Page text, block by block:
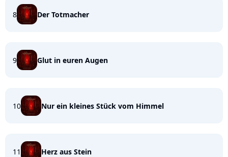
8 Der Totmacher
9 Glut in euren Augen
10 Nur ein kleines Stück vom Himmel
11 Herz aus Stein